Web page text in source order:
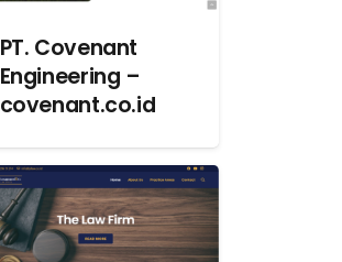
PT. Covenant
Engineering –
covenant.co.id